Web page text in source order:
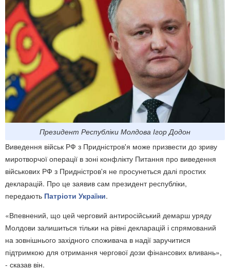
Президент Республіки Молдова Ігор Додон
Виведення військ РФ з Придністров'я може призвести до зриву
миротворчої операції в зоні конфлікту Питання про виведення
військових РФ з Придністров'я не просунеться далі простих
декларацій. Про це заявив сам президент республіки,
передають Патріоти України.
«Впевнений, що цей черговий антиросійський демарш уряду
Молдови залишиться тільки на рівні декларацій і спрямований
на зовнішнього західного споживача в надії заручитися
підтримкою для отримання чергової дози фінансових вливань»,
- сказав він.